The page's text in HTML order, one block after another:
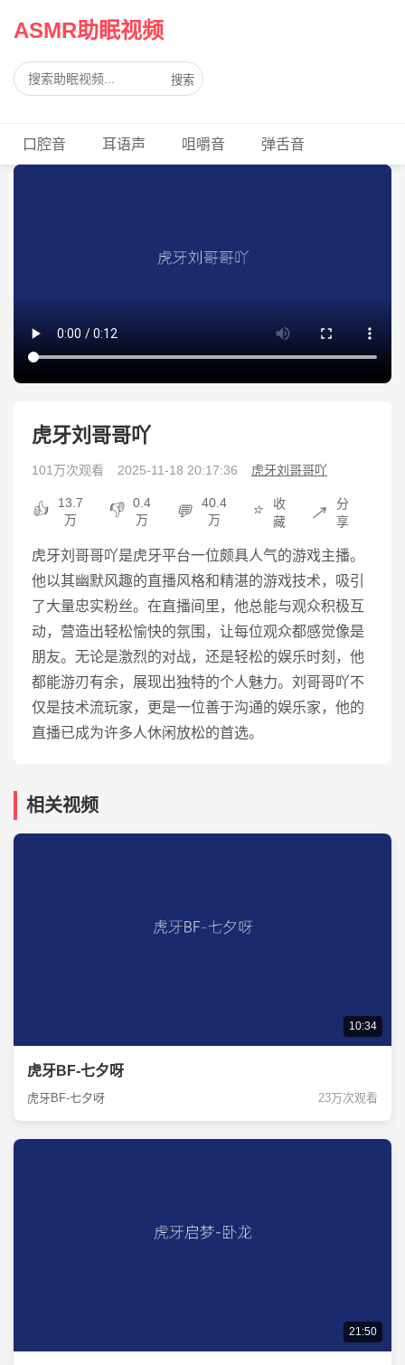
ASMR助眠视频
搜索
口腔音 耳语声 咀嚼音 弹舌音
虎牙刘哥哥吖
101万次观看 2025-11-18 20:17:36 虎牙刘哥哥吖
👍
13.7
万
👎
0.4
万
💬
40.4
万
⭐
收
藏
↗️
分
享
虎牙刘哥哥吖是虎牙平台一位颇具人气的游戏主播。
他以其幽默风趣的直播风格和精湛的游戏技术，吸引
了大量忠实粉丝。在直播间里，他总能与观众积极互
动，营造出轻松愉快的氛围，让每位观众都感觉像是
朋友。无论是激烈的对战，还是轻松的娱乐时刻，他
都能游刃有余，展现出独特的个人魅力。刘哥哥吖不
仅是技术流玩家，更是一位善于沟通的娱乐家，他的
直播已成为许多人休闲放松的首选。
相关视频
10:34
虎牙BF-七夕呀
虎牙BF-七夕呀 23万次观看
21:50